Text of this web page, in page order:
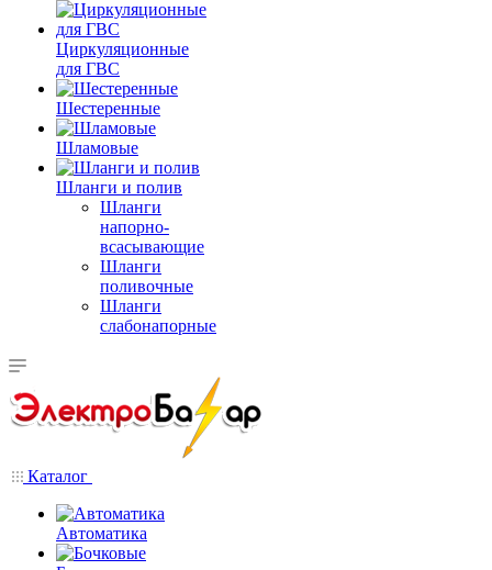
Циркуляционные
для ГВС
Шестеренные
Шламовые
Шланги и полив
Шланги
напорно-
всасывающие
Шланги
поливочные
Шланги
слабонапорные
Каталог
Автоматика